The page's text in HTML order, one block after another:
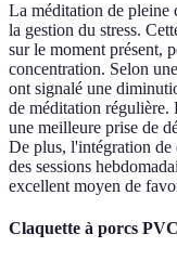
La méditation de pleine
la gestion du stress.
sur le moment présent,
concentration. Selon
ont signalé une
de méditation régulière.
une meilleure prise de
De plus, l'intégration de
des sessions
excellent moyen de
Claquette à porcs